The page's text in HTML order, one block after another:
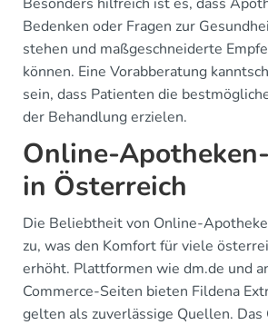
Bedenken oder Fragen zur
stehen und maßgeschneiderte
können. Eine Vorabberatung
sein, dass Patienten die
der Behandlung erzielen.
Online-
in Österreich
Die Beliebtheit von Online-
zu, was den Komfort für viele
erhöht. Plattformen wie dm.de und
Commerce-Seiten bieten Fildena
gelten als zuverlässige Quellen.